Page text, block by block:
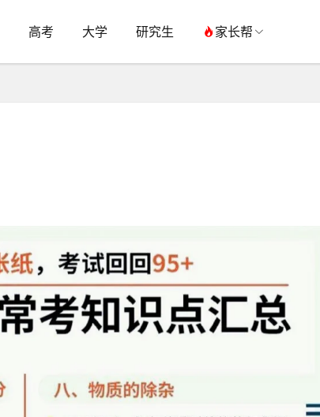
高考 大学 研究生 家长帮